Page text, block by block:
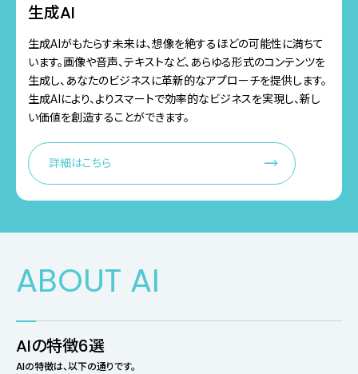
生成AI
生成AIがもたらす未来は、想像を絶するほどの可能性に満ちて
います。画像や音声、テキストなど、あらゆる形式のコンテンツを
生成し、あなたのビジネスに革新的なアプローチを提供します。
生成AIにより、よりスマートで効率的なビジネスを実現し、新し
い価値を創造することができます。
詳細はこちら
ABOUT AI
AIの特徴6選
AIの特徴は、以下の通りです。